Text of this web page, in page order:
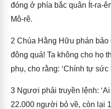
đóng ở phía bắc quân Ít-ra-
Mô-rê.
2 Chúa Hằng Hữu phán bảo
đông quá! Ta không cho họ
phụ, cho rằng: ‘Chính tự sức
3 Ngươi phải truyền lệnh:
22.000 người bỏ về, còn lại